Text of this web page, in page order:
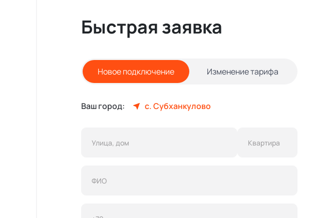
Быстрая заявка
Новое подключение Изменение тарифа
Ваш город: с. Субханкулово